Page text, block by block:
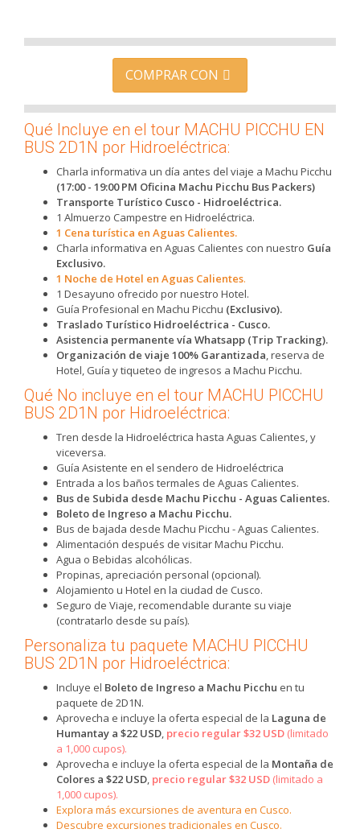
COMPRAR CON
Qué Incluye en el tour MACHU PICCHU EN
BUS 2D1N por Hidroeléctrica:
Charla informativa un día antes del viaje a Machu Picchu
(17:00 - 19:00 PM Oficina Machu Picchu Bus Packers)
Transporte Turístico Cusco - Hidroeléctrica.
1 Almuerzo Campestre en Hidroeléctrica.
1 Cena turística en Aguas Calientes.
Charla informativa en Aguas Calientes con nuestro Guía
Exclusivo.
1 Noche de Hotel en Aguas Calientes.
1 Desayuno ofrecido por nuestro Hotel.
Guía Profesional en Machu Picchu (Exclusivo).
Traslado Turístico Hidroeléctrica - Cusco.
Asistencia permanente vía Whatsapp (Trip Tracking).
Organización de viaje 100% Garantizada , reserva de
Hotel, Guía y tiqueteo de ingresos a Machu Picchu.
Qué No incluye en el tour MACHU PICCHU
BUS 2D1N por Hidroeléctrica:
Tren desde la Hidroeléctrica hasta Aguas Calientes, y
viceversa.
Guía Asistente en el sendero de Hidroeléctrica
Entrada a los baños termales de Aguas Calientes.
Bus de Subida desde Machu Picchu - Aguas Calientes.
Boleto de Ingreso a Machu Picchu.
Bus de bajada desde Machu Picchu - Aguas Calientes.
Alimentación después de visitar Machu Picchu.
Agua o Bebidas alcohólicas.
Propinas, apreciación personal (opcional).
Alojamiento u Hotel en la ciudad de Cusco.
Seguro de Viaje, recomendable durante su viaje
(contratarlo desde su país).
Personaliza tu paquete MACHU PICCHU
BUS 2D1N por Hidroeléctrica:
Incluye el Boleto de Ingreso a Machu Picchu en tu
paquete de 2D1N.
Aprovecha e incluye la oferta especial de la Laguna de
Humantay a $22 USD precio regular $32 USD (limitado
a 1,000 cupos).
Aprovecha e incluye la oferta especial de la Montaña de
Colores a $22 USD precio regular $32 USD (limitado a
1,000 cupos).
Explora más excursiones de aventura en Cusco.
Descubre excursiones tradicionales en Cusco.